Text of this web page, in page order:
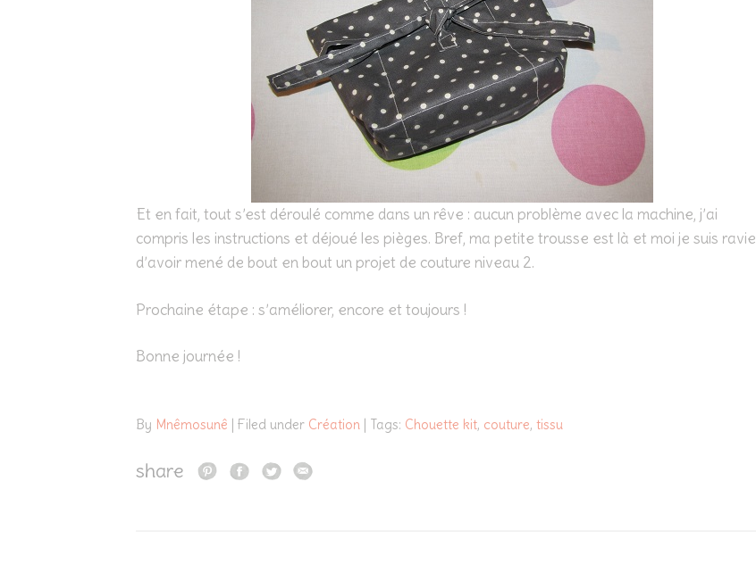
Et en fait, tout s’est déroulé comme dans un rêve : aucun problème avec la machine, j’ai
compris les instructions et déjoué les pièges. Bref, ma petite trousse est là et moi je suis ravie
d’avoir mené de bout en bout un projet de couture niveau 2.
Prochaine étape : s’améliorer, encore et toujours !
Bonne journée !
By Mnêmosunê | Filed under Création | Tags: Chouette kit, couture, tissu
share